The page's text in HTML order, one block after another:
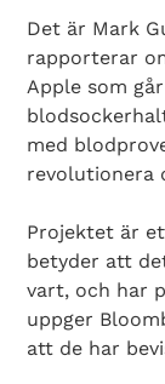
Det är Mark
rapporterar
Apple som
med
revolutionera
Projektet är
betyder att
vart, och har
uppger
att de har